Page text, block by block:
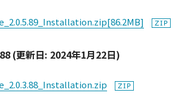
[86.2MB]
(更新日: 2024年1月22日)